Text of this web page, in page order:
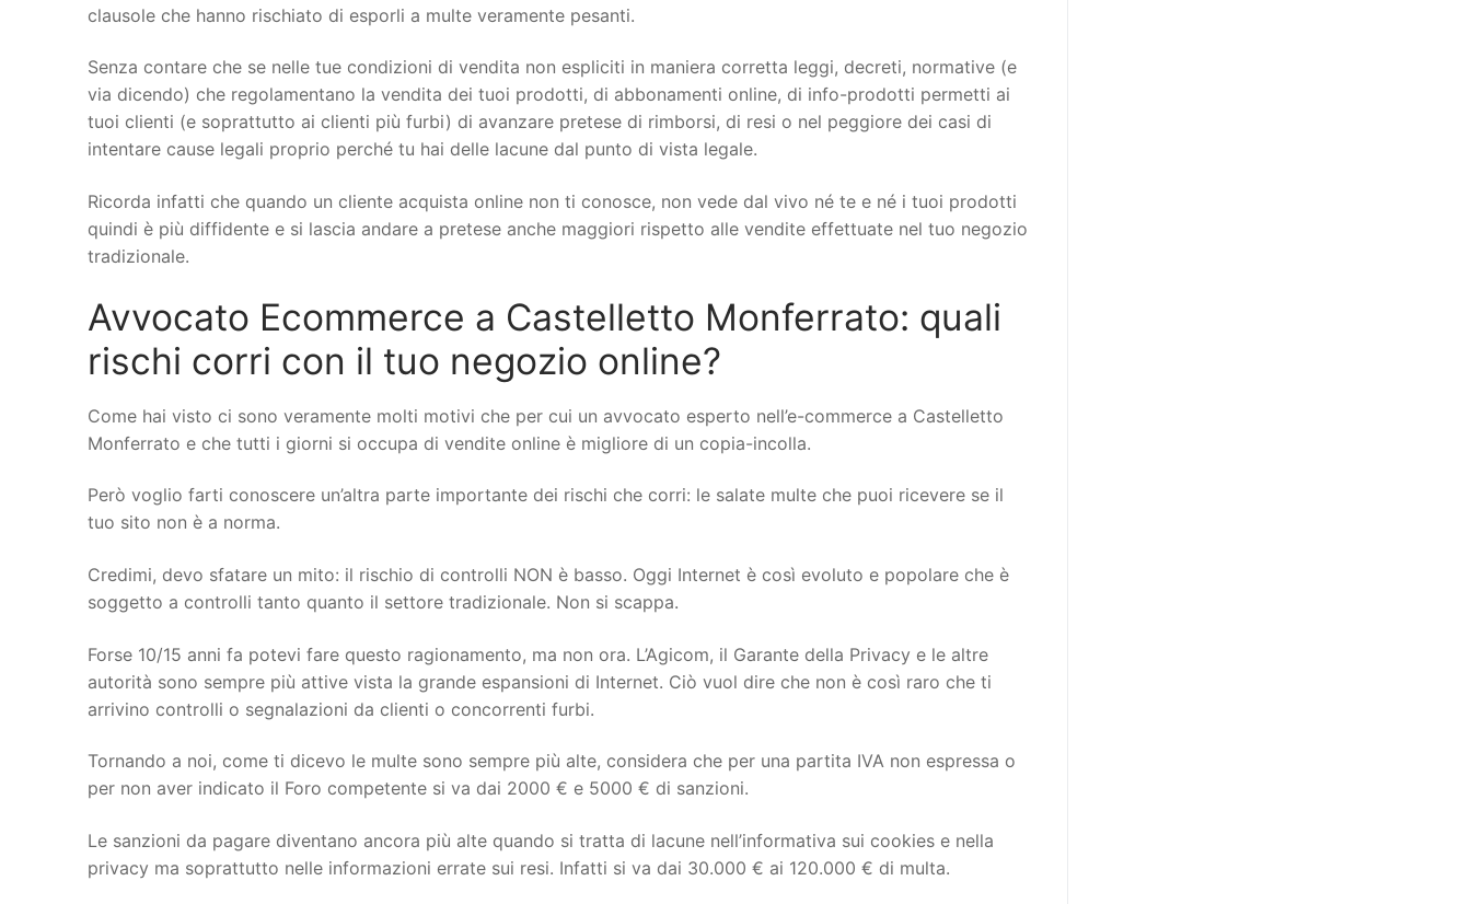
clausole che hanno rischiato di esporli a multe veramente pesanti.
Senza contare che se nelle tue condizioni di vendita non espliciti in maniera corretta leggi, decreti, normative (e
via dicendo) che regolamentano la vendita dei tuoi prodotti, di abbonamenti online, di info-prodotti permetti ai
tuoi clienti (e soprattutto ai clienti più furbi) di avanzare pretese di rimborsi, di resi o nel peggiore dei casi di
intentare cause legali proprio perché tu hai delle lacune dal punto di vista legale.
Ricorda infatti che quando un cliente acquista online non ti conosce, non vede dal vivo né te e né i tuoi prodotti
quindi è più diffidente e si lascia andare a pretese anche maggiori rispetto alle vendite effettuate nel tuo negozio
tradizionale.
Avvocato Ecommerce a Castelletto Monferrato: quali
rischi corri con il tuo negozio online?
Come hai visto ci sono veramente molti motivi che per cui un avvocato esperto nell’e-commerce a Castelletto
Monferrato e che tutti i giorni si occupa di vendite online è migliore di un copia-incolla.
Però voglio farti conoscere un’altra parte importante dei rischi che corri: le salate multe che puoi ricevere se il
tuo sito non è a norma.
Credimi, devo sfatare un mito: il rischio di controlli NON è basso. Oggi Internet è così evoluto e popolare che è
soggetto a controlli tanto quanto il settore tradizionale. Non si scappa.
Forse 10/15 anni fa potevi fare questo ragionamento, ma non ora. L’Agicom, il Garante della Privacy e le altre
autorità sono sempre più attive vista la grande espansioni di Internet. Ciò vuol dire che non è così raro che ti
arrivino controlli o segnalazioni da clienti o concorrenti furbi.
Tornando a noi, come ti dicevo le multe sono sempre più alte, considera che per una partita IVA non espressa o
per non aver indicato il Foro competente si va dai 2000 € e 5000 € di sanzioni.
Le sanzioni da pagare diventano ancora più alte quando si tratta di lacune nell’informativa sui cookies e nella
privacy ma soprattutto nelle informazioni errate sui resi. Infatti si va dai 30.000 € ai 120.000 € di multa.